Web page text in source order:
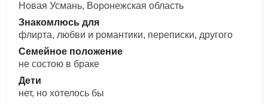
Новая Усмань, Воронежская область
Знакомлюсь для
флирта, любви и романтики, переписки, другого
Семейное положение
не состою в браке
Дети
нет, но хотелось бы